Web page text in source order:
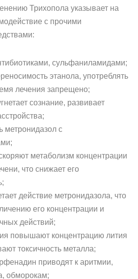
Трихопола указывает на
с прочими
сульфаниламидами;
этанола, употреблять
лечения запрещено;
сознание, развивает
метронидазол с
метаболизм концентрации
что снижает его
действие метронидазола, что
его концентрации и
действий;
повышают концентрацию лития
токсичность металла;
приводят к аритмии,
обморокам;